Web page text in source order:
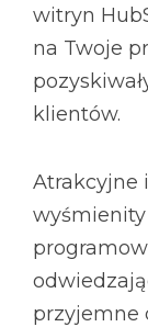
witryn
na Twoje
klientów.
Atrakcyjne
przyjemne